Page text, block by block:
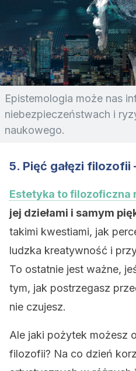
Epistemologia może nas
niebezpieczeństwach i
naukowego.
5. Pięć gałęzi filozofii
Estetyka to filozoficzna
jej dziełami i samym
takimi kwestiami, jak
ludzka kreatywność i
To ostatnie jest ważne,
tym, jak postrzegasz
nie czujesz.
Ale jaki pożytek możesz
filozofii? Na co dzień